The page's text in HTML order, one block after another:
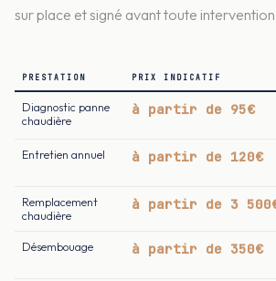
sur place et signé avant toute
PRESTATION PRIX INDICATIF
Diagnostic panne
chaudière
à partir de 95€
Entretien annuel à partir de 120€
Remplacement
chaudière
à partir de 3
Désembouage à partir de 350€